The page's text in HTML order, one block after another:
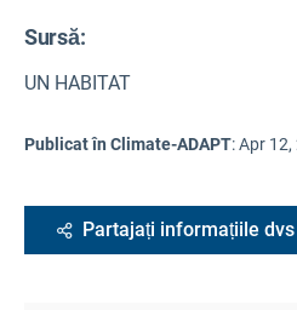
Sursă:
UN HABITAT
Publicat în Climate-ADAPT:Apr 12,
Partajați informațiile dvs